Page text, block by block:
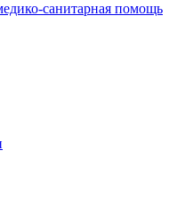
санитарная помощь